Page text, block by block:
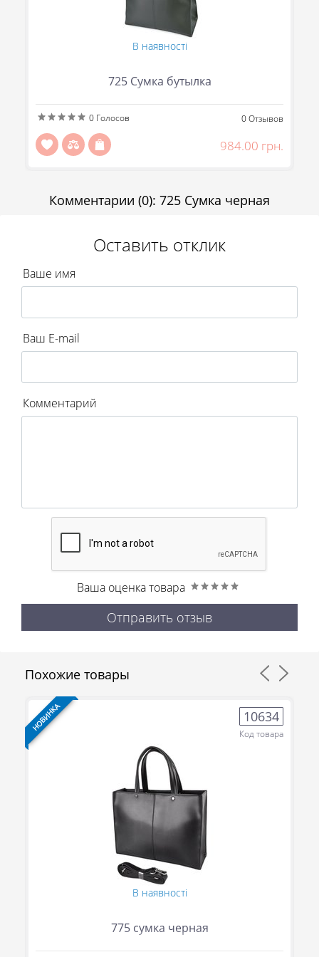
Отправить
Сообщить
(067) 863-50-24
(093) 107-55-85
В наявності
725 Сумка бутылка
0 Голосов 0Отзывов
984.00 грн.
Комментарии (0): 725 Сумка черная
Оставить отклик
Ваше имя
Ваш E-mail
Комментарий
Ваша оценка товара
Отправить отзыв
Похожие товары
НОВИНКА 10634
Код товара
В наявності
775 сумка черная